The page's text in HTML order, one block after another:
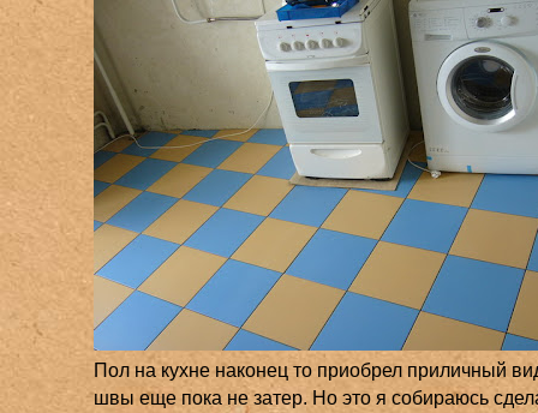
Пол на кухне наконец то приобрел приличный
швы еще пока не затер. Но это я собираюсь